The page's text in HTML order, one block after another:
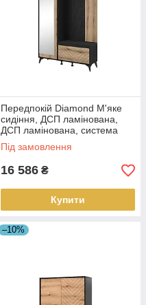
Передпокій Diamond М'яке
сидіння, ДСП ламінована,
ДСП ламінована, система
відкриття PUSH-CLICK,
скандинавський
Під замовлення
16 586 ₴
Купити
–10%